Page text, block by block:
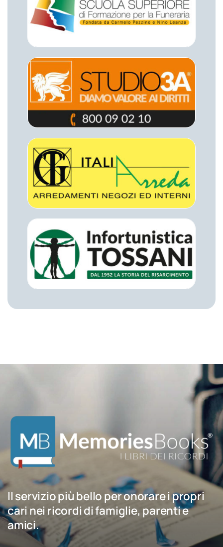
Il servizio più bello per onorare i propri
cari nei ricordi di famiglie, parenti e
amici.